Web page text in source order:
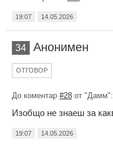
19:07 14.05.2026
34 Анонимен
ОТГОВОР
До коментар #28 от "Дамм":
Изобщо не знаеш за
19:07 14.05.2026